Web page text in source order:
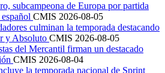
subcampeona de Europa por partida
CMIS 2026-08-05
culminan la temporada destacando
y Absoluto CMIS 2026-08-05
del Mercantil firman un destacado
CMIS 2026-08-04
la temporada nacional de Sprint